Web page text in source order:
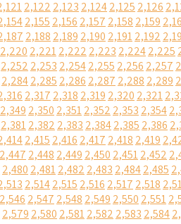
2,122 2,123 2,1242,125 2,126
2,155 2,156 2,157 2,158 2,159
2,188 2,189 2,190 2,1912,192
2,220 2,2212,222 2,223 2,2242,225
2,252 2,253 2,2542,255 2,256 2,257
2,2842,285 2,286 2,287 2,288 2,289
2,317 2,318 2,319 2,320 2,321
2,349 2,350 2,3512,352 2,353 2,354
2,3812,382 2,383 2,3842,385 2,386
2,415 2,416 2,417 2,418 2,419
2,447 2,448 2,449 2,450 2,4512,452
2,480 2,4812,482 2,483 2,4842,485
2,5142,515 2,516 2,517 2,518
2,546 2,547 2,548 2,549 2,550 2,551
2,579 2,580 2,5812,582 2,583 2,584